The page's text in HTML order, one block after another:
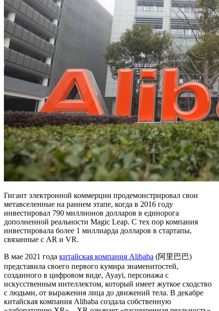
Гигант электронной коммерции продемонстрировал свои
метавселенные на раннем этапе, когда в 2016 году
инвестировал 790 миллионов долларов в единорога
дополненной реальности Magic Leap. С тех пор компания
инвестировала более 1 миллиарда долларов в стартапы,
связанные с AR и VR.
В мае 2021 года китайская компания Alibaba (阿里巴巴)
представила своего первого кумира знаменитостей,
созданного в цифровом виде, Ayayi, персонажа с
искусственным интеллектом, который имеет жуткое сходство
с людьми, от выражения лица до движений тела. В декабре
китайская компания Alibaba создала собственную